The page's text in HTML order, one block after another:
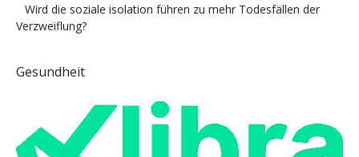
Wird die soziale isolation führen zu mehr Todesfällen der
Verzweiflung?
Gesundheit